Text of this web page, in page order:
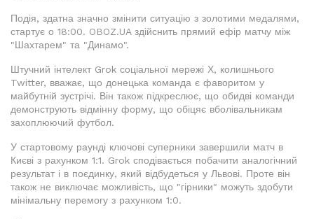
Подія, здатна значно змінити ситуацію з золотими медалями,
стартує о 18:00. OBOZ.UA здійснить прямий ефір матчу між
"Шахтарем" та "Динамо".
Штучний інтелект Grok соціальної мережі Х, колишнього
Twitter, вважає, що донецька команда є фаворитом у
майбутній зустрічі. Він також підкреслює, що обидві команди
демонструють відмінну форму, що обіцяє вболівальникам
захоплюючий футбол.
У стартовому раунді ключові суперники завершили матч в
Києві з рахунком 1:1. Grok сподівається побачити аналогічний
результат і в поєдинку, який відбудеться у Львові. Проте він
також не виключає можливість, що "гірники" можуть здобути
мінімальну перемогу з рахунком 1:0.